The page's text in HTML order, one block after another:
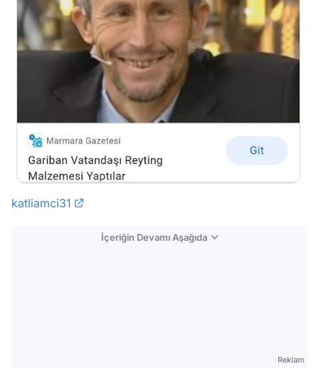
katliamci31
İçeriğin Devamı Aşağıda
Reklam